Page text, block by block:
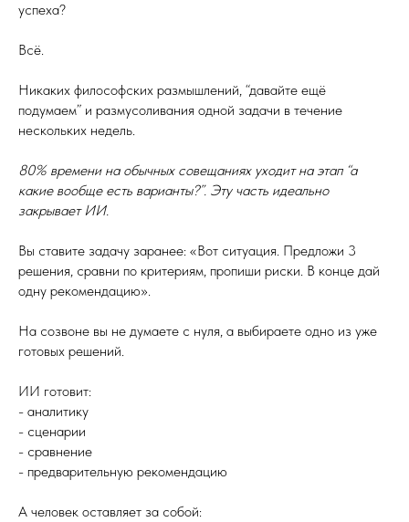
успеха?
Всё.
Никаких философских размышлений, “давайте ещё
подумаем” и размусоливания одной задачи в течение
нескольких недель.
80% времени на обычных совещаниях уходит на этап “а
какие вообще есть варианты?”. Эту часть идеально
закрывает ИИ.
Вы ставите задачу заранее: «Вот ситуация. Предложи 3
решения, сравни по критериям, пропиши риски. В конце дай
одну рекомендацию».
На созвоне вы не думаете с нуля, а выбираете одно из уже
готовых решений.
ИИ готовит:
- аналитику
- сценарии
- сравнение
- предварительную рекомендацию
А человек оставляет за собой: